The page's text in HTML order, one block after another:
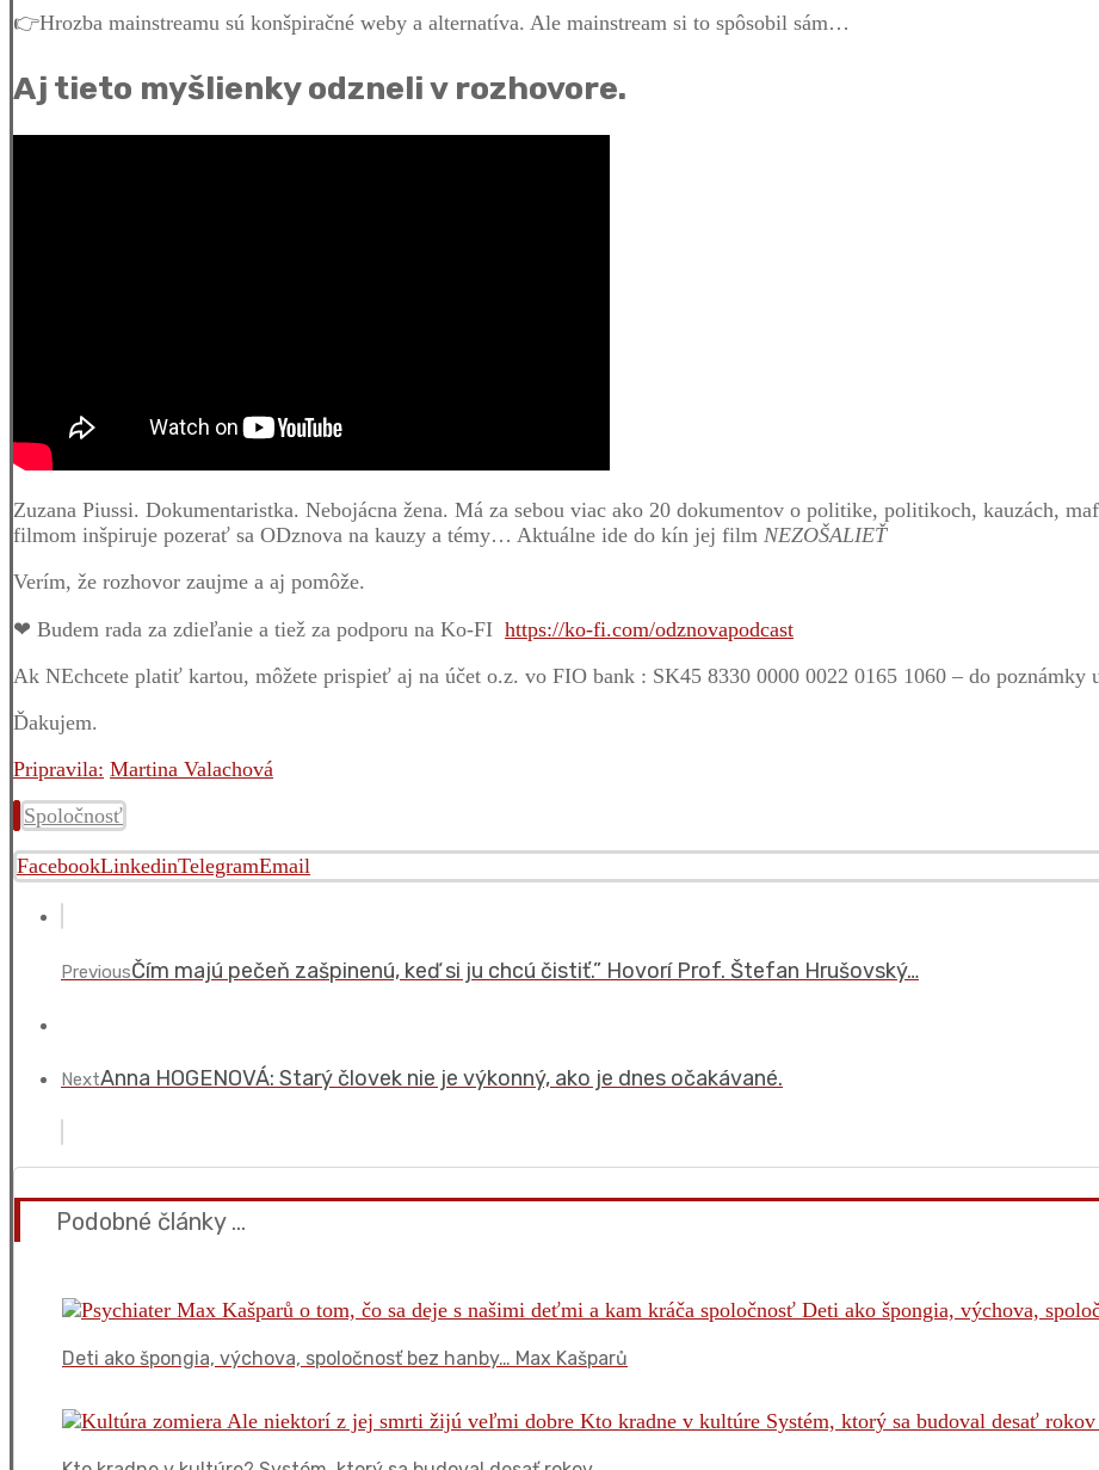
👉Hrozba mainstreamu sú konšpiračné weby a alternatíva. Ale mainstream si to spôsobil sám…
Aj tieto myšlienky odzneli v rozhovore.
Zuzana Piussi. Dokumentaristka. Nebojácna žena. Má za sebou viac ako 20 dokumentov o politike, politikoch, kauzách,
filmom inšpiruje pozerať sa ODznova na kauzy a témy… Aktuálne ide do kín jej film NEZOŠALIEŤ
Verím, že rozhovor zaujme a aj pomôže.
❤ Budem rada za zdieľanie a tiež za podporu na Ko-FI https://ko-fi.com/odznovapodcast
Ak NEchcete platiť kartou, môžete prispieť aj na účet o.z. vo FIO bank : SK45 8330 0000 0022 0165 1060 – do poznámky
Ďakujem.
Pripravila: Martina Valachová
Spoločnosť
FacebookLinkedinTelegramEmail
PreviousČím majú pečeň zašpinenú, keď si ju chcú čistiť.” Hovorí Prof. Štefan Hrušovský…
NextAnna HOGENOVÁ: Starý človek nie je výkonný, ako je dnes očakávané.
Podobné články ...
Deti ako špongia, výchova, spoločnosť bez hanby… Max Kašparů